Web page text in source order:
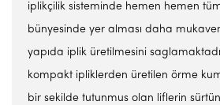
iplikçilik sisteminde hemen hemen
bünyesinde yer alması daha
yapıda iplik üretilmesini
kompakt ipliklerden üretilen örme
bir sekilde tutunmus olan liflerin